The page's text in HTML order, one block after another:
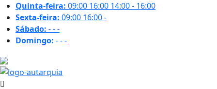
Quinta-feira: 09:00 16:00 14:00 - 16:00
Sexta-feira: 09:00 16:00-
Sábado: ---
Domingo: ---